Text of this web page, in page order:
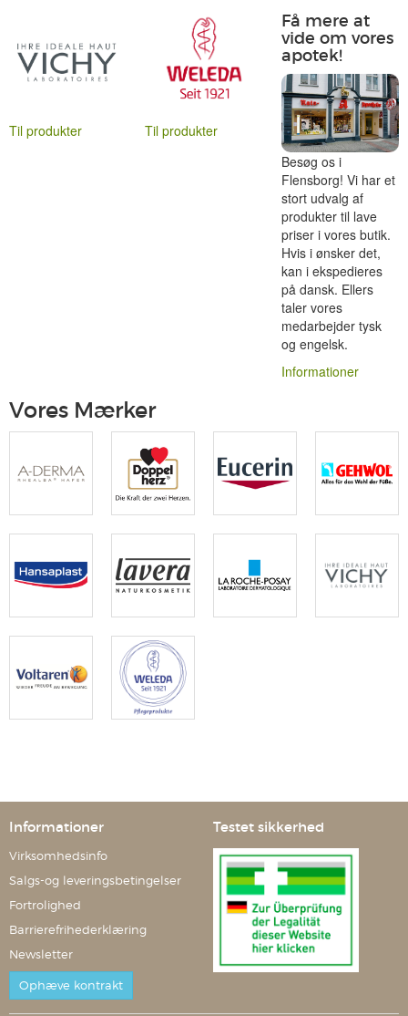
Til produkter Til produkter
Få mere at
vide om vores
apotek!
Besøg os i
Flensborg! Vi har et
stort udvalg af
produkter til lave
priser i vores butik.
Hvis i ønsker det,
kan i ekspedieres
på dansk. Ellers
taler vores
medarbejder tysk
og engelsk.
Informationer
Vores Mærker
Informationer
Virksomhedsinfo
Salgs-og leveringsbetingelser
Fortrolighed
Barrierefrihederklæring
Newsletter
Ophæve kontrakt
Testet sikkerhed